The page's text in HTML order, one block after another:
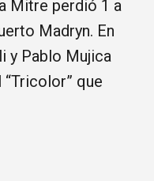
Mitre perdió 1 a
Madryn. En
y Pablo Mujica
que